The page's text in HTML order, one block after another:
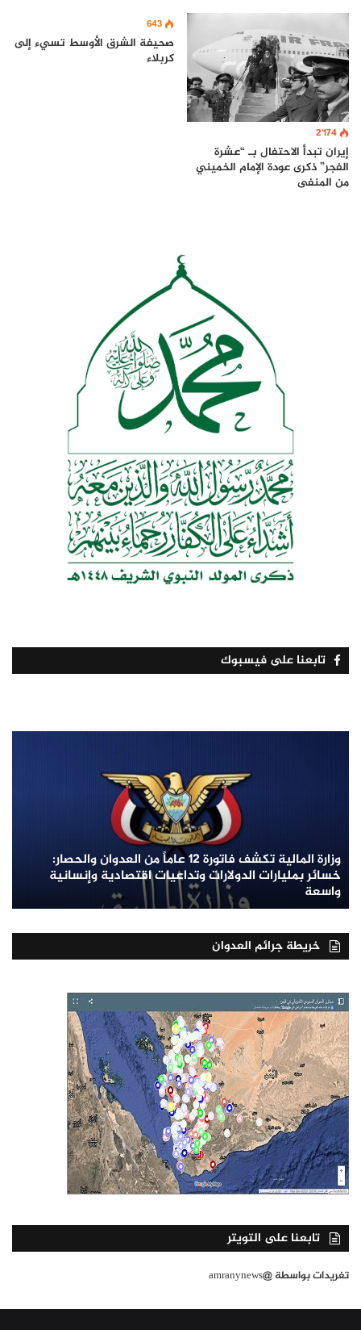
2٬174
إيران تبدأ الاحتفال بـ “عشرة
الفجر” ذكرى عودة الإمام الخميني
من المنفى
643
صحيفة الشرق الأوسط تسيء إلى
كربلاء
تابعنا على فيسبوك
وزارة المالية تكشف فاتورة 12 عاماً من العدوان والحصار:
خسائر بمليارات الدولارات وتداعيات اقتصادية وإنسانية
واسعة
خريطة جرائم العدوان
تابعنا على التويتر
تغريدات بواسطة @amranynews